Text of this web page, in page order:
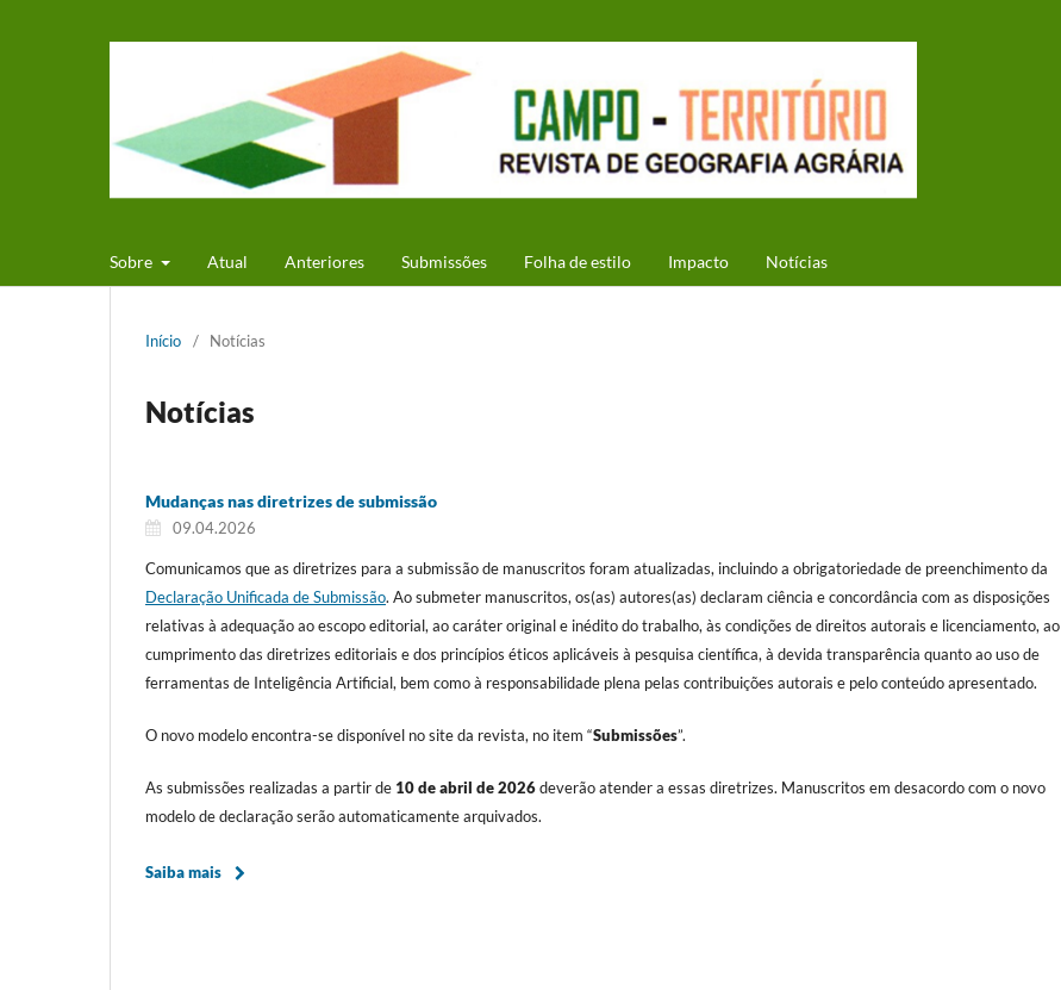
Sobre Atual Anteriores Submissões Folha de estilo Impacto Notícias
Início / Notícias
Notícias
Mudanças nas diretrizes de submissão
09.04.2026
Comunicamos que as diretrizes para a submissão de manuscritos foram atualizadas, incluindo a obrigatoriedade de preenchimento da
Declaração Unificada de Submissão. Ao submeter manuscritos, os(as) autores(as) declaram ciência e concordância com as disposições
relativas à adequação ao escopo editorial, ao caráter original e inédito do trabalho, às condições de direitos autorais e licenciamento, ao
cumprimento das diretrizes editoriais e dos princípios éticos aplicáveis à pesquisa científica, à devida transparência quanto ao uso de
ferramentas de Inteligência Artificial, bem como à responsabilidade plena pelas contribuições autorais e pelo conteúdo apresentado.
O novo modelo encontra-se disponível no site da revista, no item “Submissões”.
As submissões realizadas a partir de 10 de abril de 2026deverão atender a essas diretrizes. Manuscritos em desacordo com o novo
modelo de declaração serão automaticamente arquivados.
Saiba mais